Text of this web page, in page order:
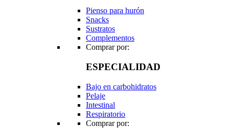
Pienso para hurón
Snacks
Sustratos
Complementos
Comprar por:
ESPECIALIDAD
Bajo en carbohidratos
Pelaje
Intestinal
Respiratorio
Comprar por: